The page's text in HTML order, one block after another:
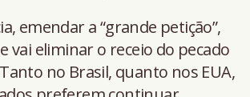
emendar a “grande petição”,
vai eliminar o receio do pecado
no Brasil, quanto nos EUA,